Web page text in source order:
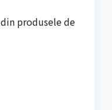
produsele de